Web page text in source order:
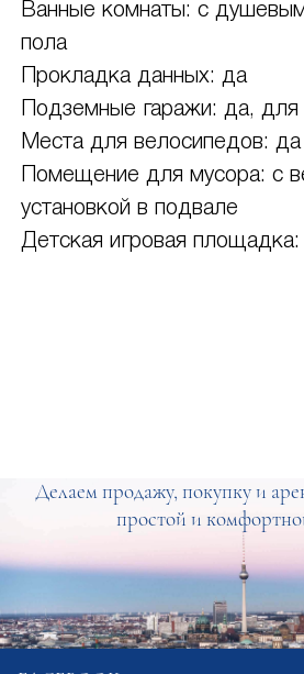
Ванные комнаты: с
пола
Прокладка данных: да
Подземные гаражи: да, для
Места для велосипедов: да
Помещение для мусора: с
установкой в подвале
Детская игровая площадка:
Делаем продажу, покупку и
простой и